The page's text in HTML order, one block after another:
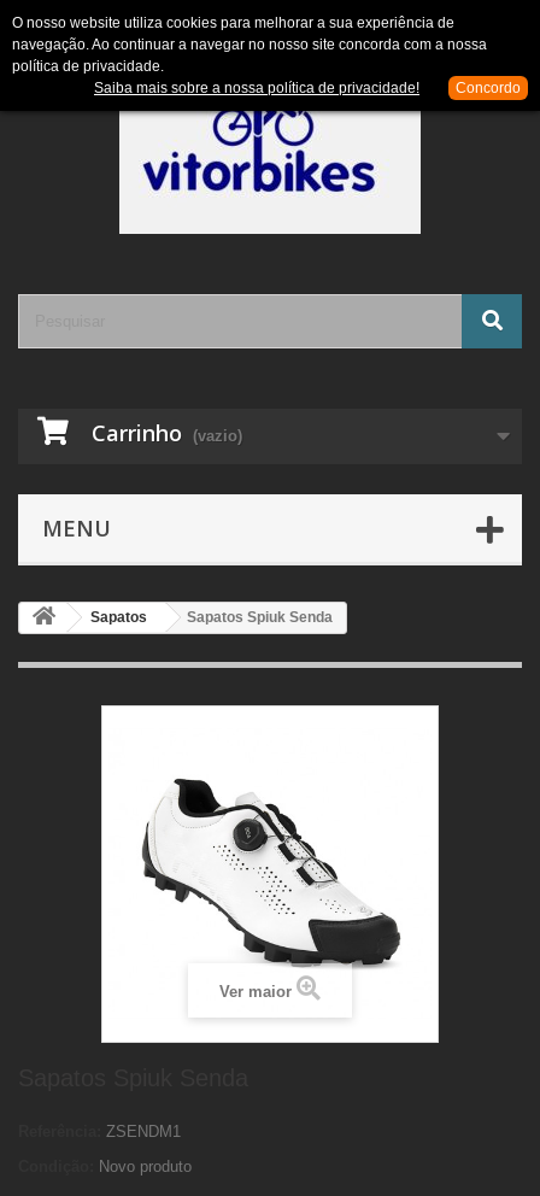
Contacte-nos
Carrinho (vazio)
MENU
Sapatos Sapatos Spiuk Senda
Ver maior
ZSENDM1
Novo produto
O nosso website utiliza cookies para melhorar a sua experiência de
navegação. Ao continuar a navegar no nosso site concorda com a nossa
política de privacidade.
Saiba mais sobre a nossa política de privacidade!
Concordo